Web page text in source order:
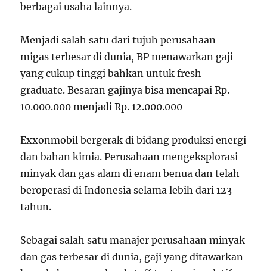
berbagai usaha lainnya.
Menjadi salah satu dari tujuh perusahaan
migas terbesar di dunia, BP menawarkan gaji
yang cukup tinggi bahkan untuk fresh
graduate. Besaran gajinya bisa mencapai Rp.
10.000.000 menjadi Rp. 12.000.000
Exxonmobil bergerak di bidang produksi energi
dan bahan kimia. Perusahaan mengeksplorasi
minyak dan gas alam di enam benua dan telah
beroperasi di Indonesia selama lebih dari 123
tahun.
Sebagai salah satu manajer perusahaan minyak
dan gas terbesar di dunia, gaji yang ditawarkan